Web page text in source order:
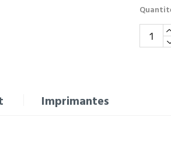
Imprimantes